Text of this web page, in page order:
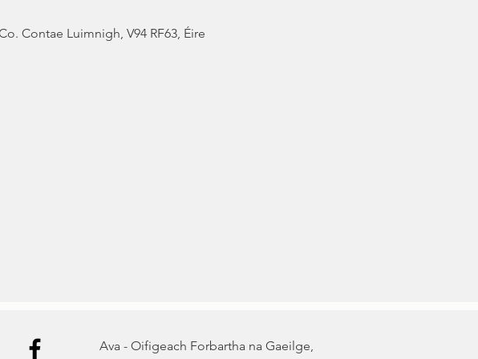
Contae Luimnigh, V94 RF63, Éire
Ava - Oifigeach Forbartha na Gaeilge,